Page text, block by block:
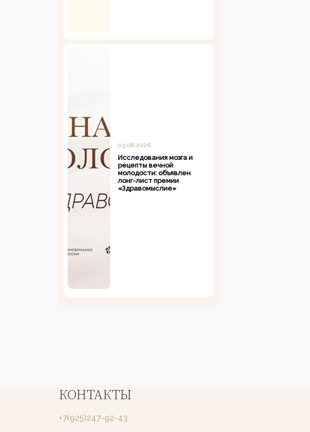
03.08.2026
Исследования мозга и
рецепты вечной
молодости: объявлен
лонг-лист премии
«Здравомыслие»
КОНТАКТЫ
+7(925)247-92-43